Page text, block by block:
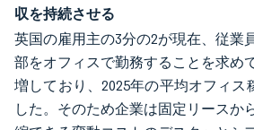
収を持続させる
英国の雇用主の3分の2が現在、従業
部をオフィスで勤務することを求め
増しており、2025年の平均オフィス
した。そのため企業は固定リースか